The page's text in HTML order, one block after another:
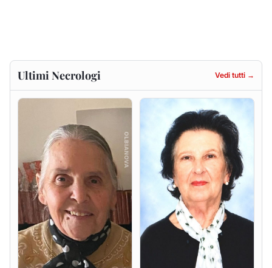
Gesuina Sanna ved. Sanna
Francesca Anna Pirina
ved. Pileri
6 agosto 2026